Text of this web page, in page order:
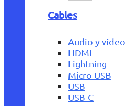
Cables
Audio y vídeo
HDMI
Lightning
Micro USB
USB
USB-C